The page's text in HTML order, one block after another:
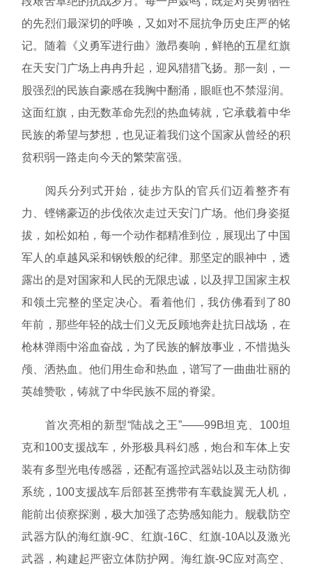
的先烈们最深切的呼唤，又如对不屈抗争历史庄严的铭
记。随着《义勇军进行曲》激昂奏响，鲜艳的五星红旗
在天安门广场上冉冉升起，迎风猎猎飞扬。那一刻，一
股强烈的民族自豪感在我胸中翻涌，眼眶也不禁湿润。
这面红旗，由无数革命先烈的热血铸就，它承载着中华
民族的希望与梦想，也见证着我们这个国家从曾经的积
贫积弱一路走向今天的繁荣富强。
阅兵分列式开始，徒步方队的官兵们迈着整齐有
力、铿锵豪迈的步伐依次走过天安门广场。他们身姿挺
拔，如松如柏，每一个动作都精准到位，展现出了中国
军人的卓越风采和钢铁般的纪律。那坚定的眼神中，透
露出的是对国家和人民的无限忠诚，以及捍卫国家主权
和领土完整的坚定决心。看着他们，我仿佛看到了80
年前，那些年轻的战士们义无反顾地奔赴抗日战场，在
枪林弹雨中浴血奋战，为了民族的解放事业，不惜抛头
颅、洒热血。他们用生命和热血，谱写了一曲曲壮丽的
英雄赞歌，铸就了中华民族不屈的脊梁。
首次亮相的新型“陆战之王”——99B坦克、100坦
克和100支援战车，外形极具科幻感，炮台和车体上安
装有多型光电传感器，还配有遥控武器站以及主动防御
系统，100支援战车后部甚至携带有车载旋翼无人机，
能前出侦察探测，极大加强了态势感知能力。舰载防空
武器方队的海红旗-9C、红旗-16C、红旗-10A以及激光
武器，构建起严密立体防护网。海红旗-9C应对高空、